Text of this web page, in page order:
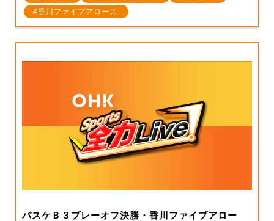
香川ファイブアローズ
バスケＢ３プレーオフ決勝・香川ファイブアロー